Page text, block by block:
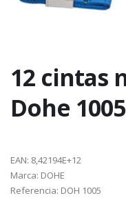
12 cintas
Dohe 1005
EAN: 8,42194E+12
Marca: DOHE
Referencia: DOH 1005